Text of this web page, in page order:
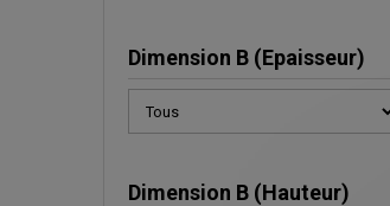
Dimension B (Epaisseur)
Dimension B (Hauteur)